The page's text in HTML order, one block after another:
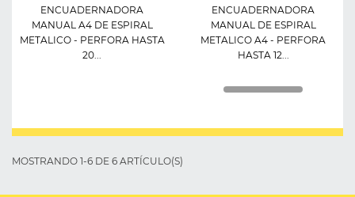
ENCUADERNADORA
MANUAL A4 DE ESPIRAL
METALICO - PERFORA HASTA
20...
ENCUADERNADORA
MANUAL DE ESPIRAL
METALICO A4 - PERFORA
HASTA 12...
MOSTRANDO 1-6 DE 6 ARTÍCULO(S)